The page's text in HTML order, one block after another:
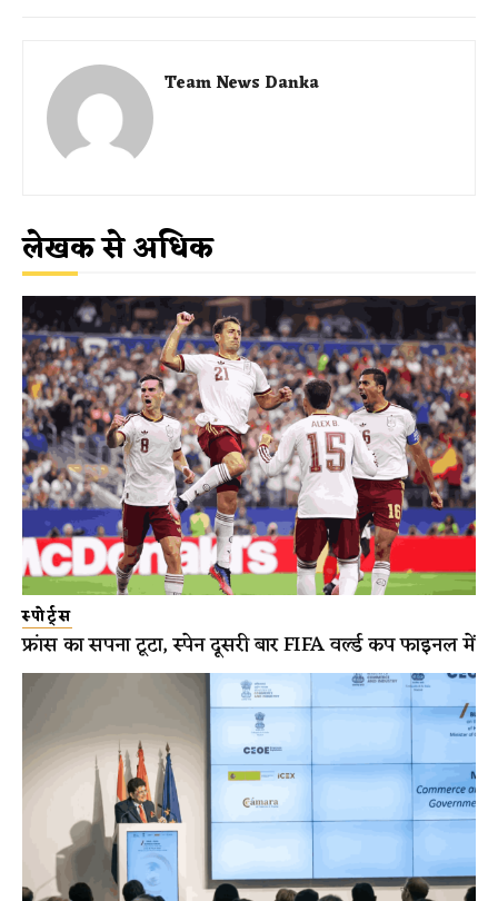
Team News Danka
लेखक से अधिक
स्पोर्ट्स
फ्रांस का सपना टूटा, स्पेन दूसरी बार FIFA वर्ल्ड कप फाइनल में